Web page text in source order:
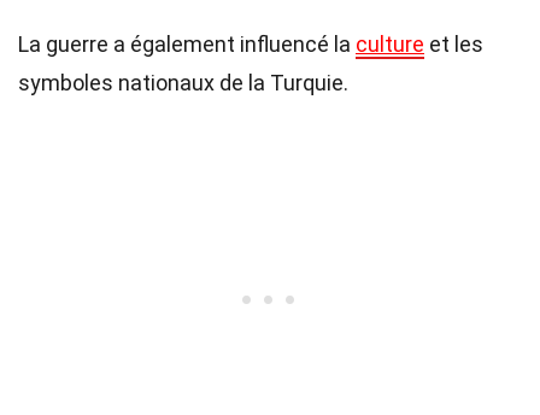
La guerre a également influencé la culture et les
symboles nationaux de la Turquie.